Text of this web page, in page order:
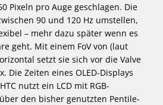
Pixeln pro Auge geschlagen. Die
90 und 120 Hz umstellen,
– mehr dazu später wenn es
geht. Mit einem FoV von (laut
setzt sie sich vor die Valve
Die Zeiten eines OLED-Displays
nutzt ein LCD mit RGB-
den bisher genutzten Pentile-